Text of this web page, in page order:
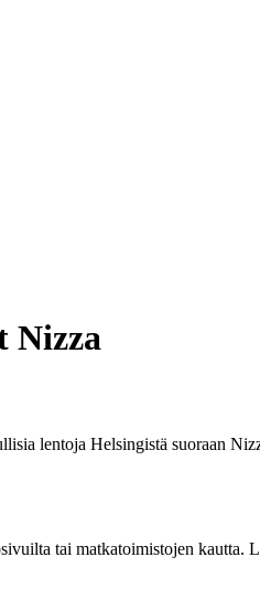
Nizza
lentoja Helsingistä suoraan
tai matkatoimistojen kautta.